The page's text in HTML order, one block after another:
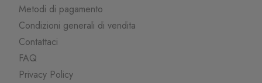
Metodi di pagamento
Condizioni generali di vendita
Contattaci
FAQ
Privacy Policy